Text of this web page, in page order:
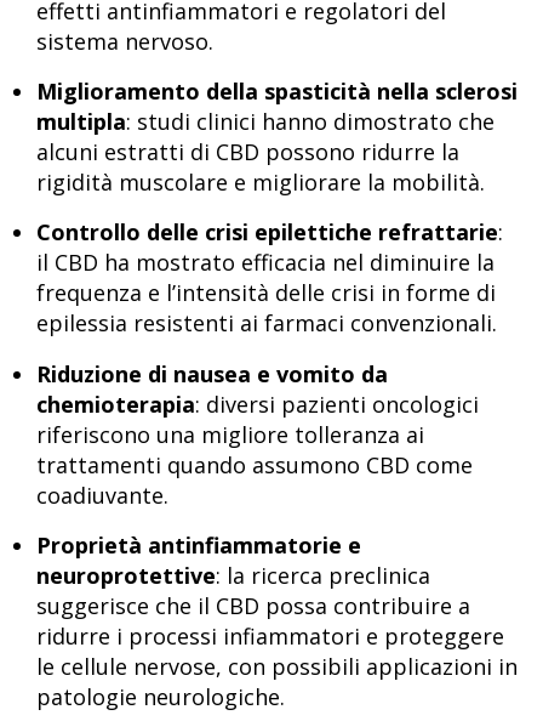
effetti antinfiammatori e regolatori del
sistema nervoso.
Miglioramento della spasticità nella sclerosi
multipla: studi clinici hanno dimostrato che
alcuni estratti di CBD possono ridurre la
rigidità muscolare e migliorare la mobilità.
Controllo delle crisi epilettiche refrattarie:
il CBD ha mostrato efficacia nel diminuire la
frequenza e l’intensità delle crisi in forme di
epilessia resistenti ai farmaci convenzionali.
Riduzione di nausea e vomito da
chemioterapia: diversi pazienti oncologici
riferiscono una migliore tolleranza ai
trattamenti quando assumono CBD come
coadiuvante.
Proprietà antinfiammatorie e
neuroprotettive: la ricerca preclinica
suggerisce che il CBD possa contribuire a
ridurre i processi infiammatori e proteggere
le cellule nervose, con possibili applicazioni in
patologie neurologiche.